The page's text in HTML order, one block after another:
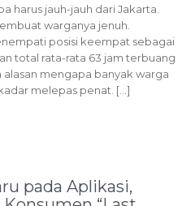
harus jauh-jauh dari Jakarta.
warganya jenuh.
posisi keempat sebagai
total rata-rata 63 jam terbuang
alasan mengapa banyak warga
melepas penat. […]
pada Aplikasi,